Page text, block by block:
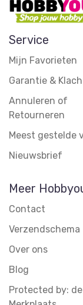
Service
Mijn Favorieten
Garantie &
Annuleren of
Retourneren
Meest gestelde
Nieuwsbrief
Meer
Contact
Verzendschema
Over ons
Blog
Protected by: de